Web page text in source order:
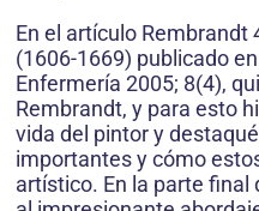
En el artículo Rembrandt
(1606-1669) publicado
Enfermería 2005; 8(4),
Rembrandt, y para esto
vida del pintor y
importantes y cómo
artístico. En la parte final